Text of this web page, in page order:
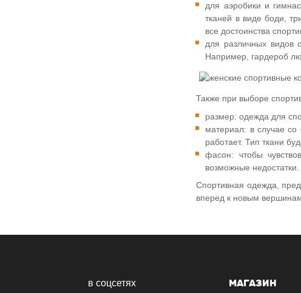
для аэробики и
тканей в виде боди,
все достоинства
для различных видов
Например, гардероб
Также при выборе
размер: одежда для
материал: в случае со
работает. Тип ткани
фасон: чтобы
возможные недостатки.
Спортивная одежда,
вперед к новым
в соцсетях МАГАЗИН